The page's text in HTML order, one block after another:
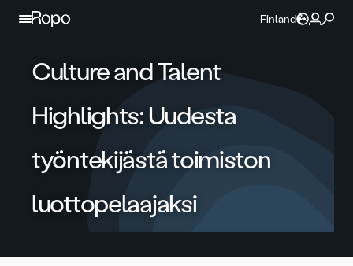
Jatka sisältöön
Finland
Culture and Talent
Highlights: Uudesta
työntekijästä toimiston
luottopelaajaksi